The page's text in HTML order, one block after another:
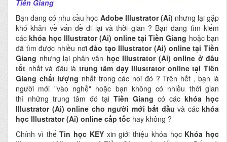
Tiền Giang
Bạn đang có nhu cầu học Adobe Illustrator (Ai) nhưng lại gặp
khó khăn về vấn đề đi lại và thời gian ? Bạn đang tìm kiếm
cáckhóa học Illustrator (Ai) online tại Tiền Giang hoặc bạn
đã tìm được nhiều nơiđào tạo Illustrator (Ai) online tại Tiền
Giang nhưng lại phân vân học Illustrator (Ai) online ở đâu
tốt nhất và đâu là trung tâm dạy Illustrator online tại Tiền
Giang chất lượng nhất trong các nơi đó ? Trên hết , bạn là
người mới "vào nghề" hoặc bạn không có nhiều thời gian
thì những trung tâm đó tại Tiền Giang có các khóa học
Illustrator (Ai) online cho người mới bắt đầu và các khóa
học Illustrator (Ai) online cấp tốc hay không ?
Chính vì thếTin học KEYxin giới thiệu khóa học Khóa học